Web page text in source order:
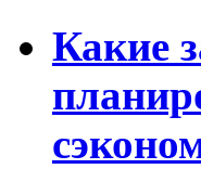
Какие